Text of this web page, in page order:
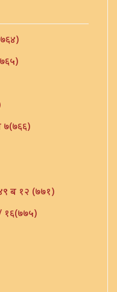
७(७६६)
ब १२ (७७१)
१६(७७५)